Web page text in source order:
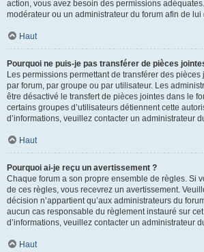
action, vous avez besoin des permissions
modérateur ou un administrateur du forum afin de
Haut
Pourquoi ne puis-je pas transférer de pièces
Les permissions permettant de transférer des
par forum, par groupe ou par utilisateur. Les
être désactivé le transfert de pièces jointes dans le
certains groupes d’utilisateurs détiennent cette
d’informations, veuillez contacter un administrateur
Haut
Pourquoi ai-je reçu un avertissement ?
Chaque forum a son propre ensemble de règles. Si
de ces règles, vous recevrez un avertissement.
décision n’appartient qu’aux administrateurs du
aucun cas responsable du règlement instauré sur
d’informations, veuillez contacter un administrateur
Haut